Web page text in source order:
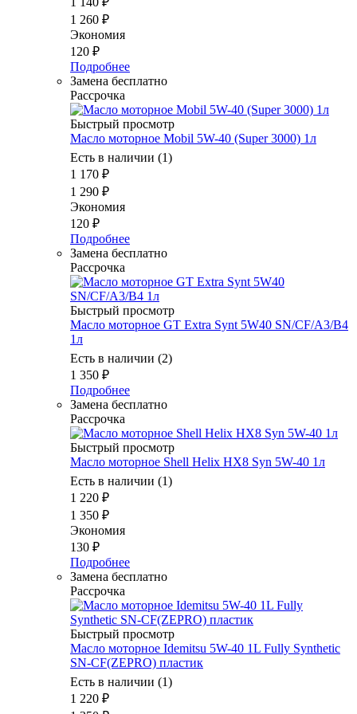
1 260 ₽
Экономия
120 ₽
Подробнее
Замена бесплатно
Рассрочка
Быстрый просмотр
Масло моторное Mobil 5W-40 (Super 3000) 1л
Есть в наличии (1)
1 170 ₽
1 290 ₽
Экономия
120 ₽
Подробнее
Замена бесплатно
Рассрочка
Быстрый просмотр
Масло мотоpное GT Extra Synt 5W40 SN/CF/A3/B4
1л
Есть в наличии (2)
1 350 ₽
Подробнее
Замена бесплатно
Рассрочка
Быстрый просмотр
Масло мотоpное Shell Helix HX8 Syn 5W-40 1л
Есть в наличии (1)
1 220 ₽
1 350 ₽
Экономия
130 ₽
Подробнее
Замена бесплатно
Рассрочка
Быстрый просмотр
Масло моторное Idemitsu 5W-40 1L Fully Synthetic
SN-CF(ZEPRO) пластик
Есть в наличии (1)
1 220 ₽